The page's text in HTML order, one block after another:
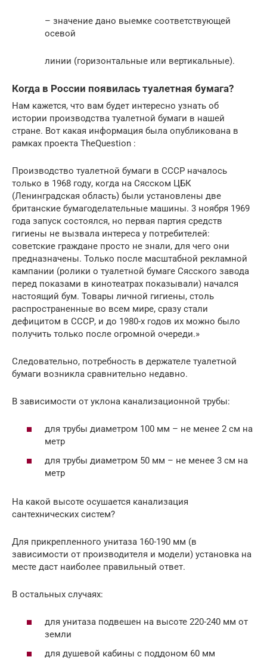
– значение дано выемке соответствующей
осевой
линии (горизонтальные или вертикальные).
Когда в России появилась туалетная бумага?
Нам кажется, что вам будет интересно узнать об
истории производства туалетной бумаги в нашей
стране. Вот какая информация была опубликована в
рамках проекта TheQuestion :
Производство туалетной бумаги в СССР началось
только в 1968 году, когда на Сясском ЦБК
(Ленинградская область) были установлены две
британские бумагоделательные машины. 3 ноября 1969
года запуск состоялся, но первая партия средств
гигиены не вызвала интереса у потребителей:
советские граждане просто не знали, для чего они
предназначены. Только после масштабной рекламной
кампании (ролики о туалетной бумаге Сясского завода
перед показами в кинотеатрах показывали) начался
настоящий бум. Товары личной гигиены, столь
распространенные во всем мире, сразу стали
дефицитом в СССР, и до 1980-х годов их можно было
получить только после огромной очереди.»
Следовательно, потребность в держателе туалетной
бумаги возникла сравнительно недавно.
В зависимости от уклона канализационной трубы:
для трубы диаметром 100 мм – не менее 2 см на
метр
для трубы диаметром 50 мм – не менее 3 см на
метр
На какой высоте осушается канализация
сантехнических систем?
Для прикрепленного унитаза 160-190 мм (в
зависимости от производителя и модели) установка на
месте даст наиболее правильный ответ.
В остальных случаях:
для унитаза подвешен на высоте 220-240 мм от
земли
для душевой кабины с поддоном 60 мм